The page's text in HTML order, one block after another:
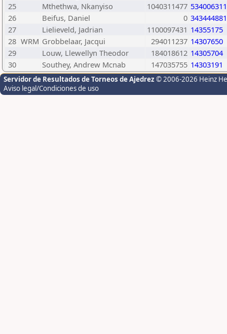
25
Mthethwa, Nkanyiso 1040311477 534006311
26
Beifus, Daniel 0 343444881
27
Lielieveld, Jadrian 1100097431 14355175
28 WRM Grobbelaar, Jacqui 294011237 14307650
29
Louw, Llewellyn Theodor 184018612 14305704
30
Southey, Andrew Mcnab 147035755 14303191
Servidor de Resultados de Torneos de Ajedrez © 2006-2026 Heinz
Aviso legal/Condiciones de uso